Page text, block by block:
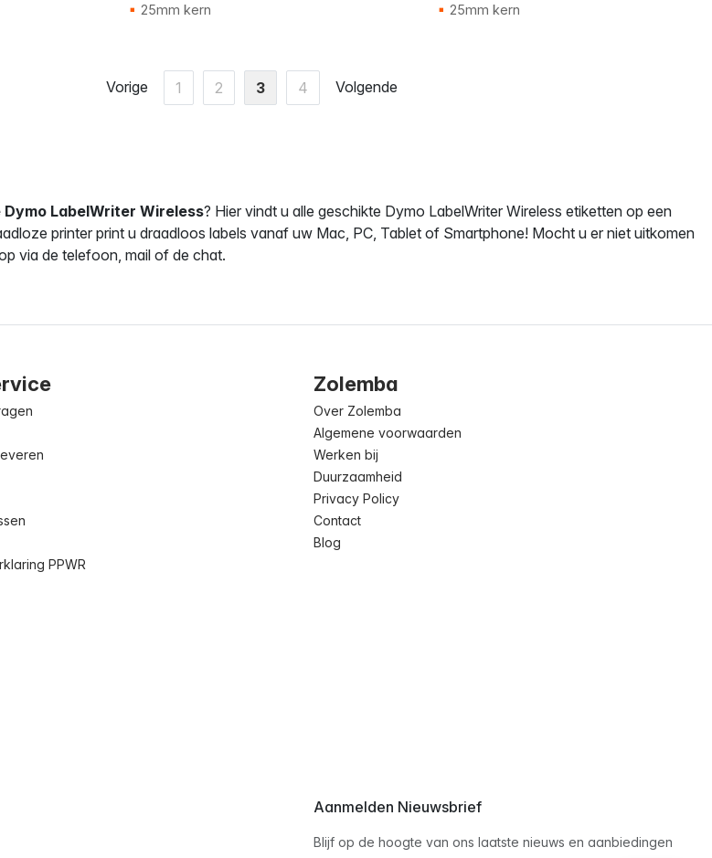
25mm kern
25mm kern
Vorige 1 2 3 4 Volgende
Dymo LabelWriter Wireless? Hier vindt u alle geschikte Dymo LabelWriter Wireless etiketten op een
printer print u draadloos labels vanaf uw Mac, PC, Tablet of Smartphone! Mocht u er niet uitkomen
via de telefoon, mail of de chat.
PPWR
Zolemba
Over Zolemba
Algemene voorwaarden
Werken bij
Duurzaamheid
Privacy Policy
Contact
Blog
Aanmelden Nieuwsbrief
Blijf op de hoogte van ons laatste nieuws en aanbiedingen